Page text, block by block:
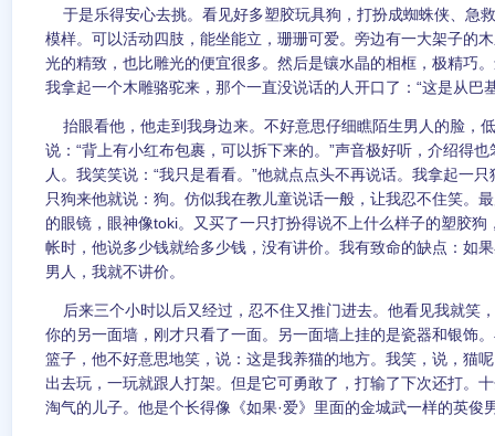
于是乐得安心去挑。看见好多塑胶玩具狗，打扮成蜘蛛侠、急
模样。可以活动四肢，能坐能立，珊珊可爱。旁边有一大架子的
光的精致，也比雕光的便宜很多。然后是镶水晶的相框，极精巧
我拿起一个木雕骆驼来，那个一直没说话的人开口了：“这是从巴
抬眼看他，他走到我身边来。不好意思仔细瞧陌生男人的脸，
说：“背上有小红布包裹，可以拆下来的。”声音极好听，介绍得
人。我笑笑说：“我只是看看。”他就点点头不再说话。我拿起一
只狗来他就说：狗。仿似我在教儿童说话一般，让我忍不住笑。
的眼镜，眼神像toki。又买了一只打扮得说不上什么样子的塑胶狗
帐时，他说多少钱就给多少钱，没有讲价。我有致命的缺点：如
男人，我就不讲价。
后来三个小时以后又经过，忍不住又推门进去。他看见我就笑
你的另一面墙，刚才只看了一面。另一面墙上挂的是瓷器和银饰
篮子，他不好意思地笑，说：这是我养猫的地方。我笑，说，猫
出去玩，一玩就跟人打架。但是它可勇敢了，打输了下次还打。
淘气的儿子。他是个长得像《如果·爱》里面的金城武一样的英俊